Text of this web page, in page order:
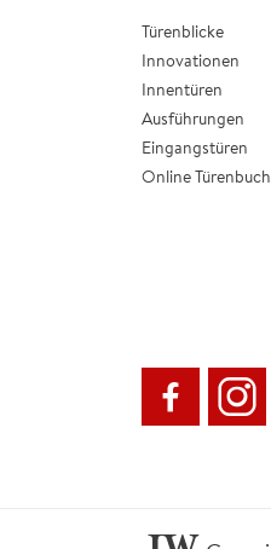
Türenblicke
Innovationen
Innentüren
Ausführungen
Eingangstüren
Online Türenbuch